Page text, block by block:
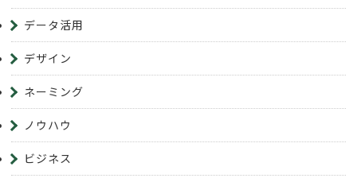
データ活用
デザイン
ネーミング
ノウハウ
ビジネス